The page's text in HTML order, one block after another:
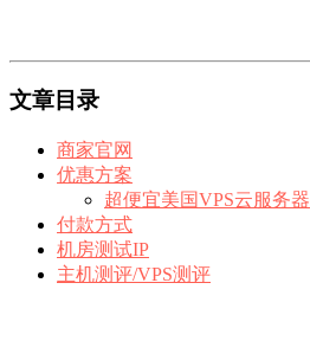
文章目录
商家官网
优惠方案
超便宜美国VPS云服务器
付款方式
机房测试IP
主机测评/VPS测评